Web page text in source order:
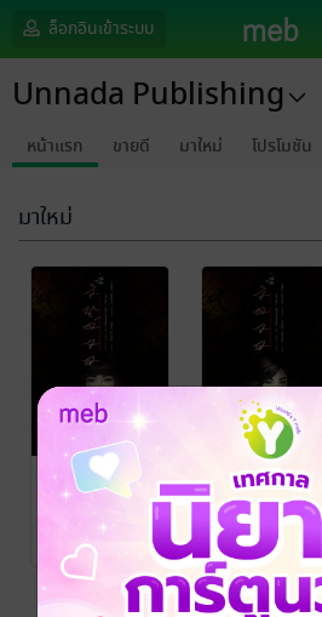
ล็อกอินเข้าระบบ
Unnada Publishing
หน้าแรก ขายดี มาใหม่ โปรโมชัน
มาใหม่
จินต์จล
WormS Chain/
Unnada
Publishing
ความรู้สึกดีๆ (Feel
5 Rating
Farfalla inDaco
Unnada
Publishing
ความรู้สึกดีๆ (Feel
Good)
7 Rating